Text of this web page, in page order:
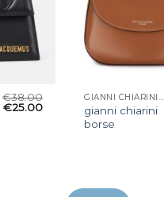
€38.00
€25.00
GIANNI CHIARINI BORSE
gianni chiarini
borse